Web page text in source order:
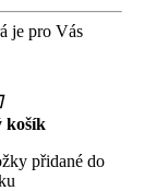
je pro Vás
košík
přidané do